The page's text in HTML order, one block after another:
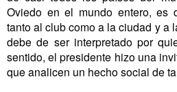
Oviedo en el mundo entero, es
tanto al club como a la ciudad y a
debe de ser interpretado por
sentido, el presidente hizo una
que analicen un hecho social de